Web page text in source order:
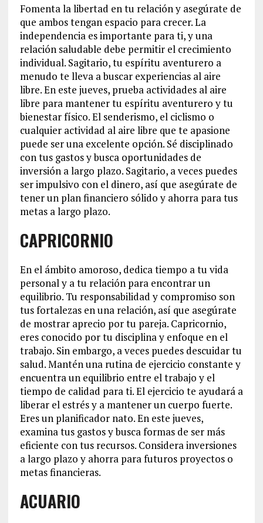
Fomenta la libertad en tu relación y asegúrate de
que ambos tengan espacio para crecer. La
independencia es importante para ti, y una
relación saludable debe permitir el crecimiento
individual. Sagitario, tu espíritu aventurero a
menudo te lleva a buscar experiencias al aire
libre. En este jueves, prueba actividades al aire
libre para mantener tu espíritu aventurero y tu
bienestar físico. El senderismo, el ciclismo o
cualquier actividad al aire libre que te apasione
puede ser una excelente opción. Sé disciplinado
con tus gastos y busca oportunidades de
inversión a largo plazo. Sagitario, a veces puedes
ser impulsivo con el dinero, así que asegúrate de
tener un plan financiero sólido y ahorra para tus
metas a largo plazo.
CAPRICORNIO
En el ámbito amoroso, dedica tiempo a tu vida
personal y a tu relación para encontrar un
equilibrio. Tu responsabilidad y compromiso son
tus fortalezas en una relación, así que asegúrate
de mostrar aprecio por tu pareja. Capricornio,
eres conocido por tu disciplina y enfoque en el
trabajo. Sin embargo, a veces puedes descuidar tu
salud. Mantén una rutina de ejercicio constante y
encuentra un equilibrio entre el trabajo y el
tiempo de calidad para ti. El ejercicio te ayudará a
liberar el estrés y a mantener un cuerpo fuerte.
Eres un planificador nato. En este jueves,
examina tus gastos y busca formas de ser más
eficiente con tus recursos. Considera inversiones
a largo plazo y ahorra para futuros proyectos o
metas financieras.
ACUARIO